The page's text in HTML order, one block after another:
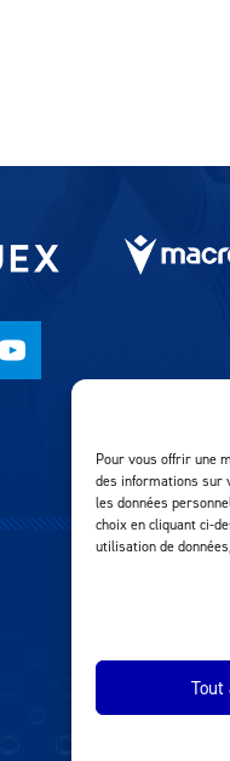
Pour vous offrir une
des informations sur
les données
choix en cliquant ci-
utilisation de
Tout